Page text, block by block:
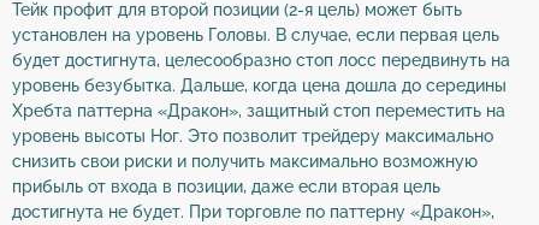
Тейк профит для второй позиции (2-я цель) может быть
установлен на уровень Головы. В случае, если первая цель
будет достигнута, целесообразно стоп лосс передвинуть на
уровень безубытка. Дальше, когда цена дошла до середины
Хребта паттерна «Дракон», защитный стоп переместить на
уровень высоты Ног. Это позволит трейдеру максимально
снизить свои риски и получить максимально возможную
прибыль от входа в позиции, даже если вторая цель
достигнута не будет. При торговле по паттерну «Дракон»,